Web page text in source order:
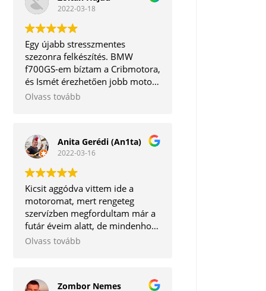
2022-03-18
Egy újabb stresszmentes
szezonra felkészítés. BMW
f700GS-em bíztam a Cribmotora,
és Ismét érezhetően jobb motort
kaptam vissza. A legjobb, hogy a
egyben minden törődést
megkapott egy helyen.
Köszönöm mégegyszer!
Olvass tovább
Anita Gerédi (An1ta)
2022-03-16
Kicsit aggódva vittem ide a
motoromat, mert rengeteg
szervízben megfordultam már a
futár éveim alatt, de mindenhol
vagy lehúzás van, vagy kontár
nem lett kész 1 nap alatt a
Olvass tovább
Zombor Nemes